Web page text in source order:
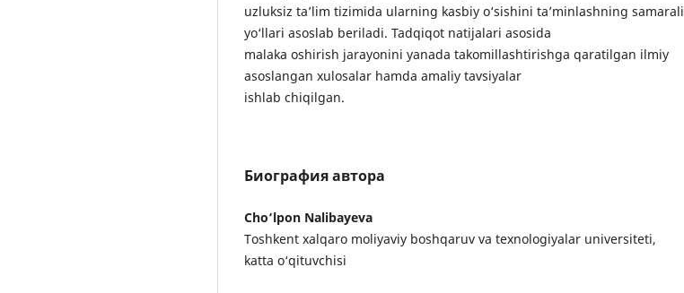
uzluksiz ta’lim tizimida ularning kasbiy o‘sishini ta’minlashning samarali
yo‘llari asoslab beriladi. Tadqiqot natijalari asosida
malaka oshirish jarayonini yanada takomillashtirishga qaratilgan ilmiy
asoslangan xulosalar hamda amaliy tavsiyalar
ishlab chiqilgan.
Биография автора
Cho‘lpon Nalibayeva
Toshkent xalqaro moliyaviy boshqaruv va texnologiyalar universiteti,
katta o‘qituvchisi